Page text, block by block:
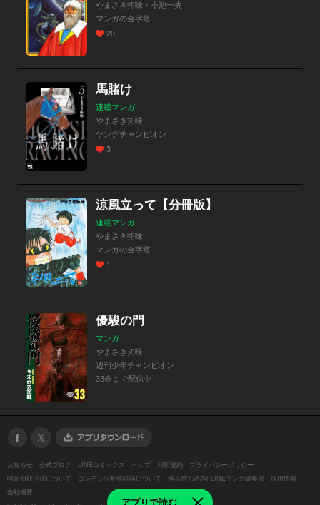
アプリで読む
やまさき拓味・小池一夫
マンガの金字塔
29
馬賭け
連載マンガ
やまさき拓味
ヤングチャンピオン
3
涼風立って【分冊版】
連載マンガ
やまさき拓味
マンガの金字塔
1
優駿の門
マンガ
やまさき拓味
週刊少年チャンピオン
33巻まで配信中
お知らせ 公式ブログ LINEコミックス ヘルプ 利用規約
プライバシーポリシー
特定商取引法について
コンテンツ配信許諾について 作品持ち込み/ LINEマンガ編集部
採用情報
会社概要